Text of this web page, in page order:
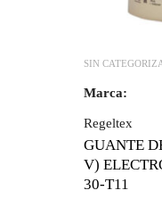
SIN
Marca:
Regeltex
GUANTE
V)
30-T11